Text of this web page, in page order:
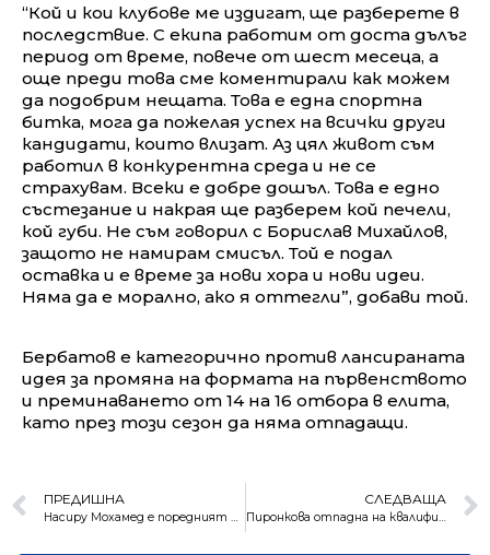
“Кой и кои клубове ме издигат, ще разберете в
последствие. С екипа работим от доста дълъг
период от време, повече от шест месеца, а
още преди това сме коментирали как можем
да подобрим нещата. Това е една спортна
битка, мога да пожелая успех на всички други
кандидати, които влизат. Аз цял живот съм
работил в конкурентна среда и не се
страхувам. Всеки е добре дошъл. Това е едно
състезание и накрая ще разберем кой печели,
кой губи. Не съм говорил с Борислав Михайлов,
защото не намирам смисъл. Той е подал
оставка и е време за нови хора и нови идеи.
Няма да е морално, ако я оттегли”, добави той.
Бербатов е категорично против лансираната
идея за промяна на формата на първенството
и преминаването от 14 на 16 отбора в елита,
като през този сезон да няма отпадащи.
ПРЕДИШНА
Насиру Мохамед е поредният напуснал Левски
СЛЕДВАЩА
Пиронкова отпадна на квалификациите в Мадрид